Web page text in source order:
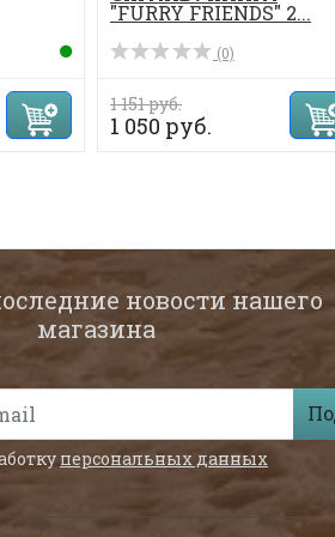
"FURRY FRIENDS" 2...
(0)
1 151 руб.
1 050 руб.
новости нашего
магазина
персональных данных